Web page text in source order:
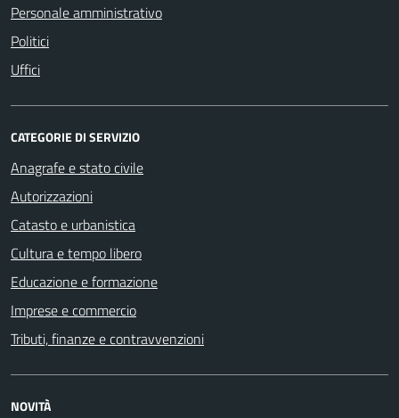
Personale amministrativo
Politici
Uffici
CATEGORIE DI SERVIZIO
Anagrafe e stato civile
Autorizzazioni
Catasto e urbanistica
Cultura e tempo libero
Educazione e formazione
Imprese e commercio
Tributi, finanze e contravvenzioni
NOVITÀ